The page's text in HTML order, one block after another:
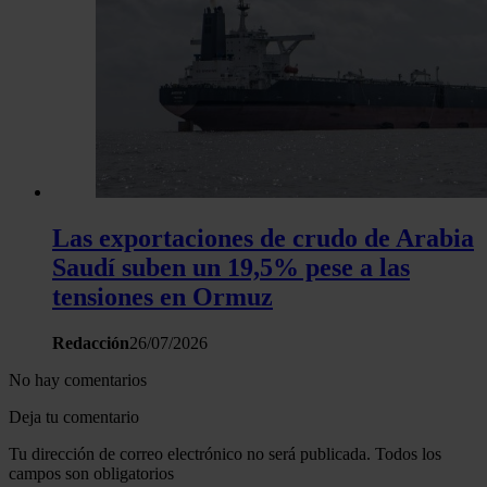
Las exportaciones de crudo de Arabia
Saudí suben un 19,5% pese a las
tensiones en Ormuz
Redacción26/07/2026
No hay comentarios
Deja tu comentario
Tu dirección de correo electrónico no será publicada. Todos los
campos son obligatorios